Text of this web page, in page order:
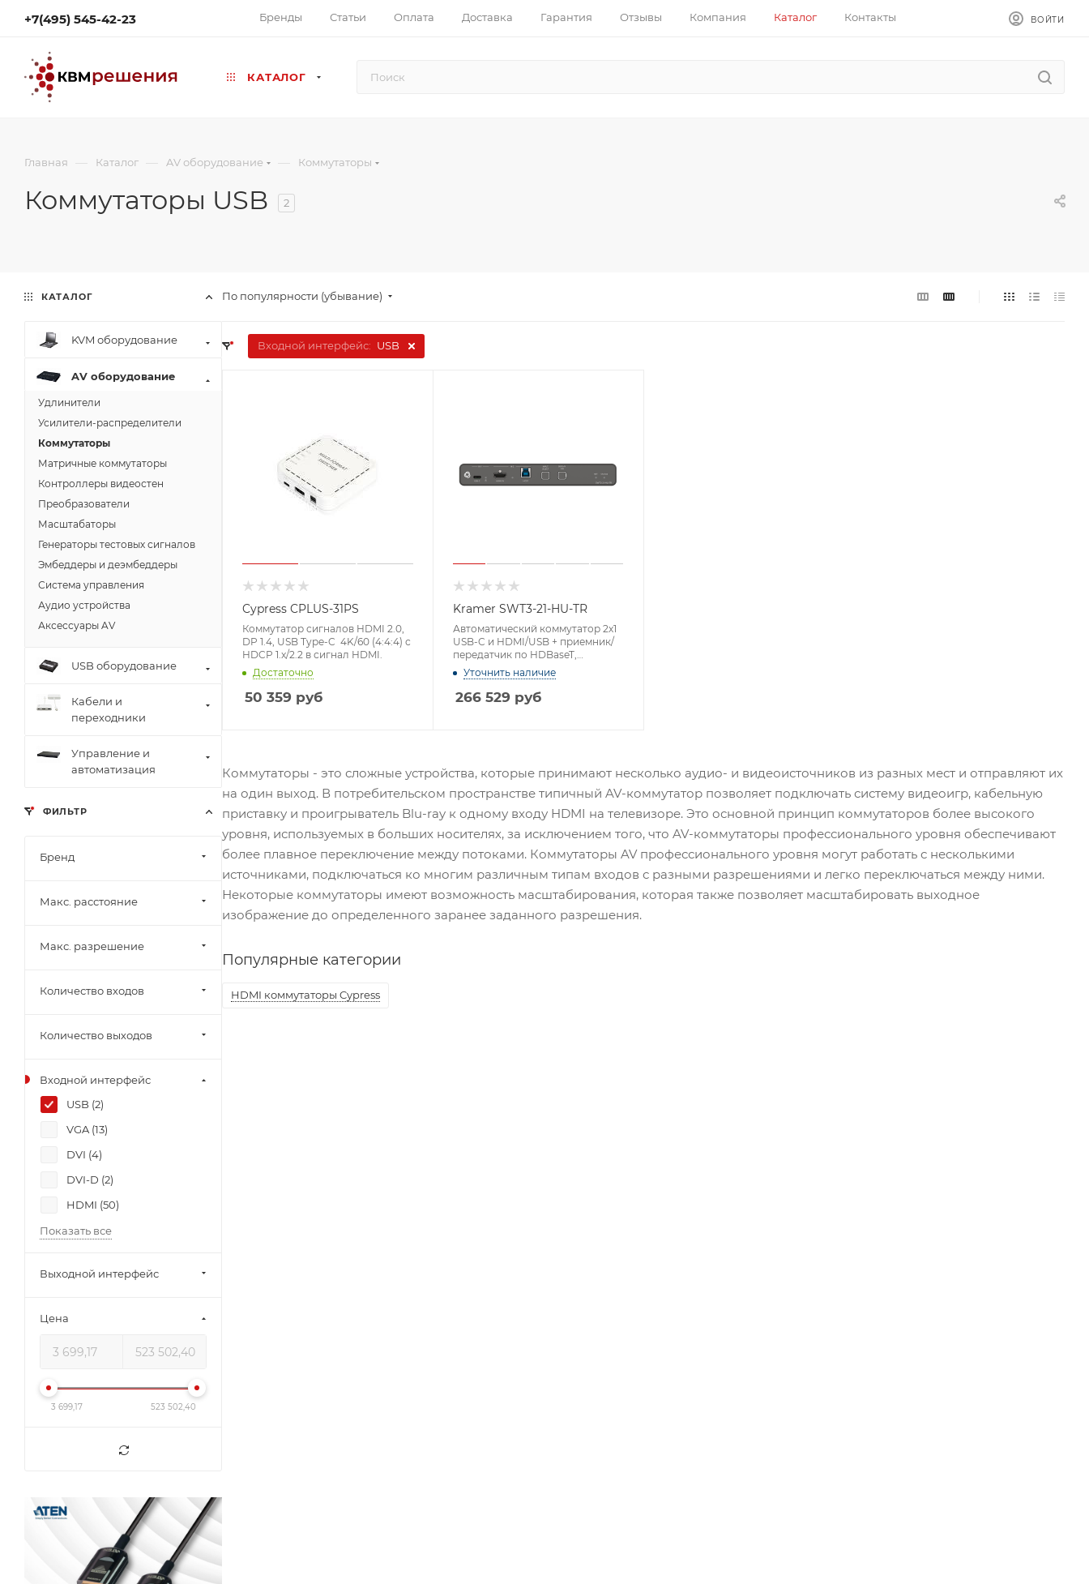
+7(495) 545-42-23 Бренды Статьи Оплата Доставка Гарантия Отзывы Компания Каталог Контакты ВОЙТИ
КАТАЛОГ
Главная — Каталог — AV оборудование — Коммутаторы
Коммутаторы USB 2
По популярности (убывание)
Входной интерфейс: USB
Cypress CPLUS-31PS
Коммутатор сигналов HDMI 2.0,
DP 1.4, USB Type-C 4K/60 (4:4:4) с
HDCP 1.x/2.2 в сигнал HDMI.
Достаточно
50 359 руб
Kramer SWT3-21-HU-TR
Автоматический коммутатор 2х1
USB-C и HDMI/USB + приемник/
передатчик по HDBaseT,
поддержка 4K60, PoE
Уточнить наличие
266 529 руб
Коммутаторы - это сложные устройства, которые принимают несколько аудио- и видеоисточников из разных мест и отправляют их
на один выход. В потребительском пространстве типичный AV-коммутатор позволяет подключать систему видеоигр, кабельную
приставку и проигрыватель Blu-ray к одному входу HDMI на телевизоре. Это основной принцип коммутаторов более высокого
уровня, используемых в больших носителях, за исключением того, что AV-коммутаторы профессионального уровня обеспечивают
более плавное переключение между потоками. Коммутаторы AV профессионального уровня могут работать с несколькими
источниками, подключаться ко многим различным типам входов с разными разрешениями и легко переключаться между ними.
Некоторые коммутаторы имеют возможность масштабирования, которая также позволяет масштабировать выходное
изображение до определенного заранее заданного разрешения.
Популярные категории
HDMI коммутаторы Cypress
КАТАЛОГ
KVM оборудование
AV оборудование
Удлинители
Усилители-распределители
Коммутаторы
Матричные коммутаторы
Контроллеры видеостен
Преобразователи
Масштабаторы
Генераторы тестовых сигналов
Эмбеддеры и деэмбеддеры
Система управления
Аудио устройства
Аксессуары AV
USB оборудование
Кабели и
переходники
Управление и
автоматизация
ФИЛЬТР
Бренд
Макс. расстояние
Макс. разрешение
Количество входов
Количество выходов
Входной интерфейс
USB (2)
VGA (13)
DVI (4)
DVI-D (2)
HDMI (50)
Показать все
Выходной интерфейс
Цена
3 699,17 523 502,40